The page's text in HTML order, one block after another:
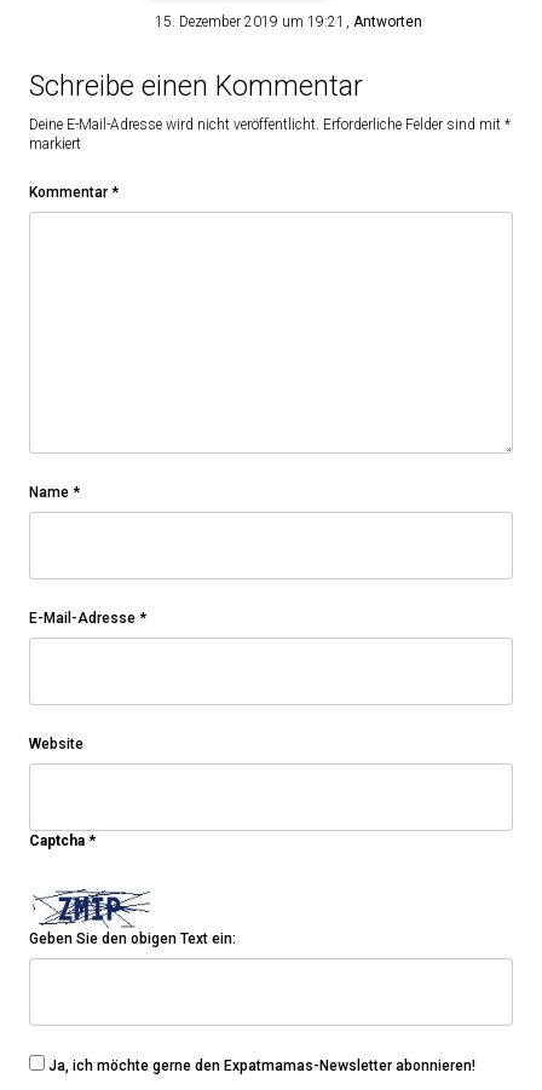
15. Dezember 2019 um 19:21 Antworten
Schreibe einen Kommentar
Deine E-Mail-Adresse wird nicht veröffentlicht. Erforderliche Felder sind mit *
markiert
Kommentar *
Name *
E-Mail-Adresse *
Website
Captcha *
Geben Sie den obigen Text ein:
Ja, ich möchte gerne den Expatmamas-Newsletter abonnieren!